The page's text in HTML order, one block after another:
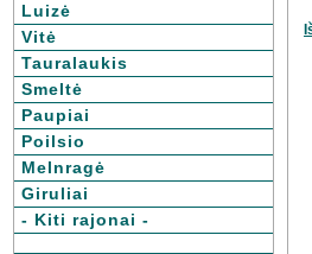
Luizė
Vitė
Tauralaukis
Smeltė
Paupiai
Poilsio
Melnragė
Giruliai
- Kiti rajonai -